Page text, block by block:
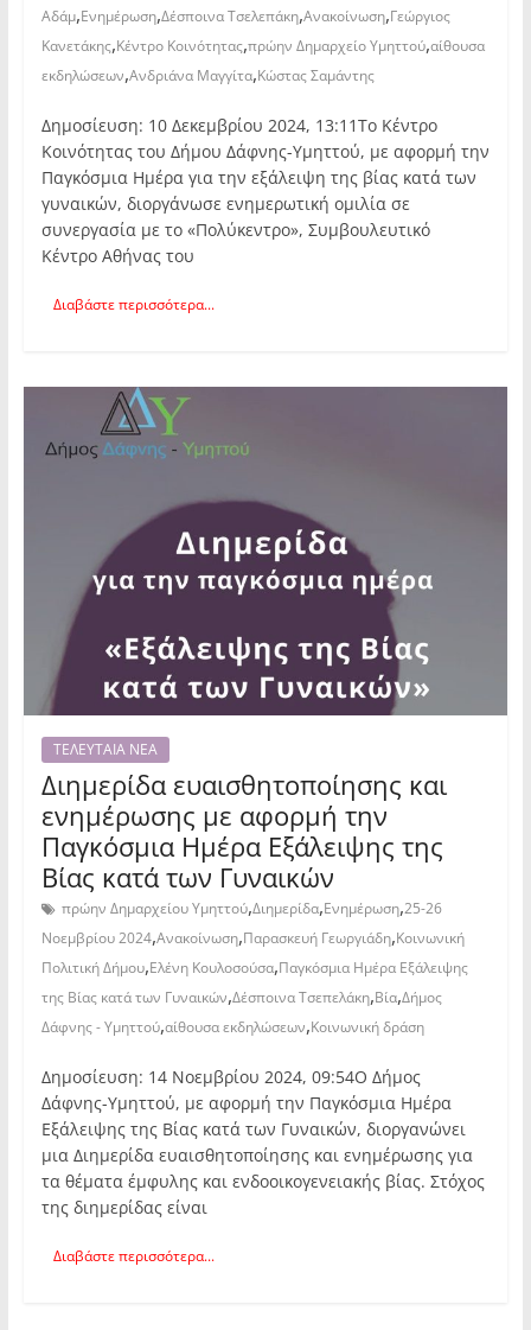
Αδάμ,Ενημέρωση,Δέσποινα Τσελεπάκη,Ανακοίνωση,Γεώργιος
Κανετάκης,Κέντρο Κοινότητας,πρώην Δημαρχείο Υμηττού,αίθουσα
εκδηλώσεων,Ανδριάνα Μαγγίτα,Κώστας Σαμάντης
Δημοσίευση: 10 Δεκεμβρίου 2024, 13:11Το Κέντρο
Κοινότητας του Δήμου Δάφνης-Υμηττού, με αφορμή την
Παγκόσμια Ημέρα για την εξάλειψη της βίας κατά των
γυναικών, διοργάνωσε ενημερωτική ομιλία σε
συνεργασία με το «Πολύκεντρο», Συμβουλευτικό
Κέντρο Αθήνας του
Διαβάστε περισσότερα...
ΤΕΛΕΥΤΑΙΑ ΝΕΑ
Διημερίδα ευαισθητοποίησης και
ενημέρωσης με αφορμή την
Παγκόσμια Ημέρα Εξάλειψης της
Βίας κατά των Γυναικών
πρώην Δημαρχείου Υμηττού,Διημερίδα,Ενημέρωση,25-26
Νοεμβρίου 2024,Ανακοίνωση,Παρασκευή Γεωργιάδη,Κοινωνική
Πολιτική Δήμου,Ελένη Κουλοσούσα,Παγκόσμια Ημέρα Εξάλειψης
της Βίας κατά των Γυναικών,Δέσποινα Τσεπελάκη,Βία,Δήμος
Δάφνης - Υμηττού,αίθουσα εκδηλώσεων,Κοινωνική δράση
Δημοσίευση: 14 Νοεμβρίου 2024, 09:54Ο Δήμος
Δάφνης-Υμηττού, με αφορμή την Παγκόσμια Ημέρα
Εξάλειψης της Βίας κατά των Γυναικών, διοργανώνει
μια Διημερίδα ευαισθητοποίησης και ενημέρωσης για
τα θέματα έμφυλης και ενδοοικογενειακής βίας. Στόχος
της διημερίδας είναι
Διαβάστε περισσότερα...